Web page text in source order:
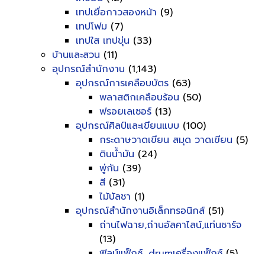
เทปเยื่อกาวสองหน้า (9)
เทปโฟม (7)
เทปใส เทปขุ่น (33)
บ้านและสวน (11)
อุปกรณ์สำนักงาน (1,143)
อุปกรณ์การเคลือบบัตร (63)
พลาสติกเคลือบร้อน (50)
ฟรอยเลเซอร์ (13)
อุปกรณ์ศิลป์และเขียนแบบ (100)
กระดาษวาดเขียน สมุด วาดเขียน (5)
ดินน้ำมัน (24)
พู่กัน (39)
สี (31)
ไม้บัลชา (1)
อุปกรณ์สำนักงานอิเล็กทรอนิกส์ (51)
ถ่านไฟฉาย,ถ่านอัลคาไลน์,แท่นชาร์จ
(13)